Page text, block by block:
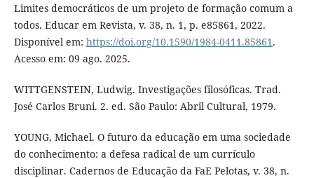
Limites democráticos de um projeto de formação comum a
todos. Educar em Revista, v. 38, n. 1, p. e85861, 2022.
Disponível em: https://doi.org/10.1590/1984-0411.85861 .
Acesso em: 09 ago. 2025.
WITTGENSTEIN, Ludwig. Investigações filosóficas. Trad.
José Carlos Bruni. 2. ed. São Paulo: Abril Cultural, 1979.
YOUNG, Michael. O futuro da educação em uma sociedade
do conhecimento: a defesa radical de um currículo
disciplinar. Cadernos de Educação da FaE Pelotas, v. 38, n.